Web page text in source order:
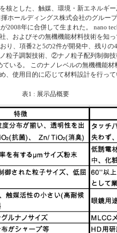
核とした、触媒、環境・新エネルギ
ホールディングス株式会社のグルー
2008年に合併して生まれた。 nano
、およびその無機機能材料技術を知
り、項番2と5の2件が開発中、残り
粒子調製技術、②ナノ粒子配列制御
いる。 このナノレベルの無機機能
、使用目的に応じて材料設計を行って
表1 : 展示品概要